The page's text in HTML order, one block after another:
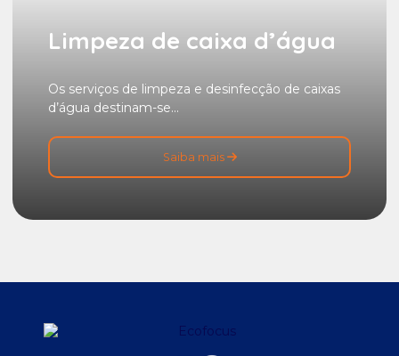
Limpeza de caixa d’água
Os serviços de limpeza e desinfecção de caixas
d’água destinam-se...
Saiba mais